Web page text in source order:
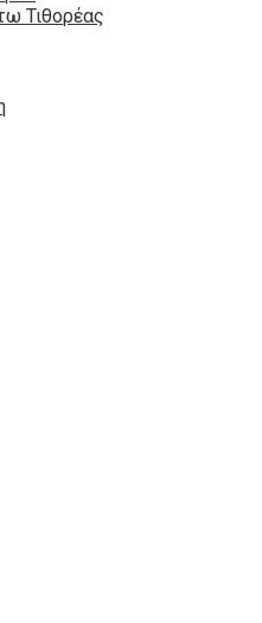
Τιθορέας